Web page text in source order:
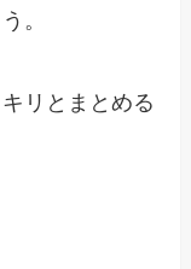
。
リとまとめる